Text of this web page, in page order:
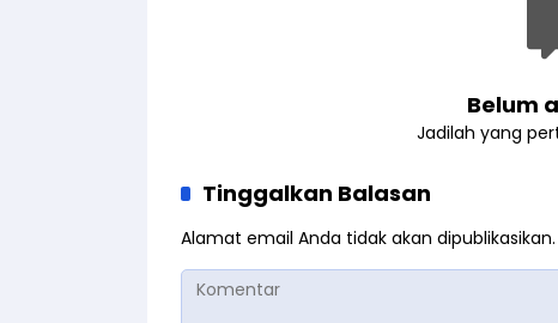
Belum
Jadilah yang
Tinggalkan Balasan
Alamat email Anda tidak akan dipublikasikan.